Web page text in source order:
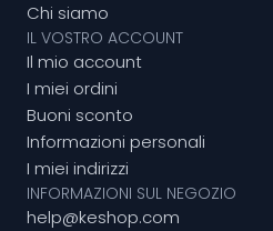
Chi siamo
IL VOSTRO ACCOUNT
Il mio account
I miei ordini
Buoni sconto
Informazioni personali
I miei indirizzi
INFORMAZIONI SUL NEGOZIO
help@keshop.com